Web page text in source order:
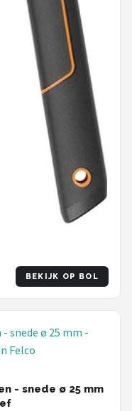
BEKIJK OP BOL
- snede ø 25 mm